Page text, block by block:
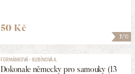
7/10
50 Kč
FORMÁNKOVÁ - KUBÍNOVÁ A.
Dokonale německy pro samouky (13